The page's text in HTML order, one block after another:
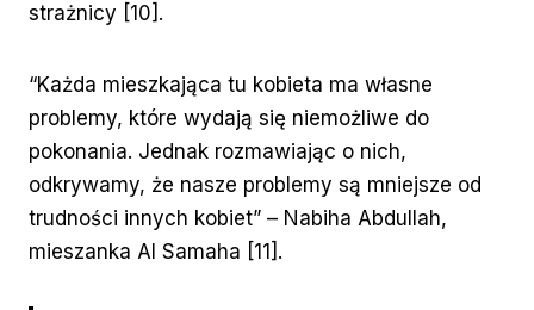
strażnicy [10].
“Każda mieszkająca tu kobieta ma własne
problemy, które wydają się niemożliwe do
pokonania. Jednak rozmawiając o nich,
odkrywamy, że nasze problemy są mniejsze od
trudności innych kobiet” – Nabiha Abdullah,
mieszanka Al Samaha [11].